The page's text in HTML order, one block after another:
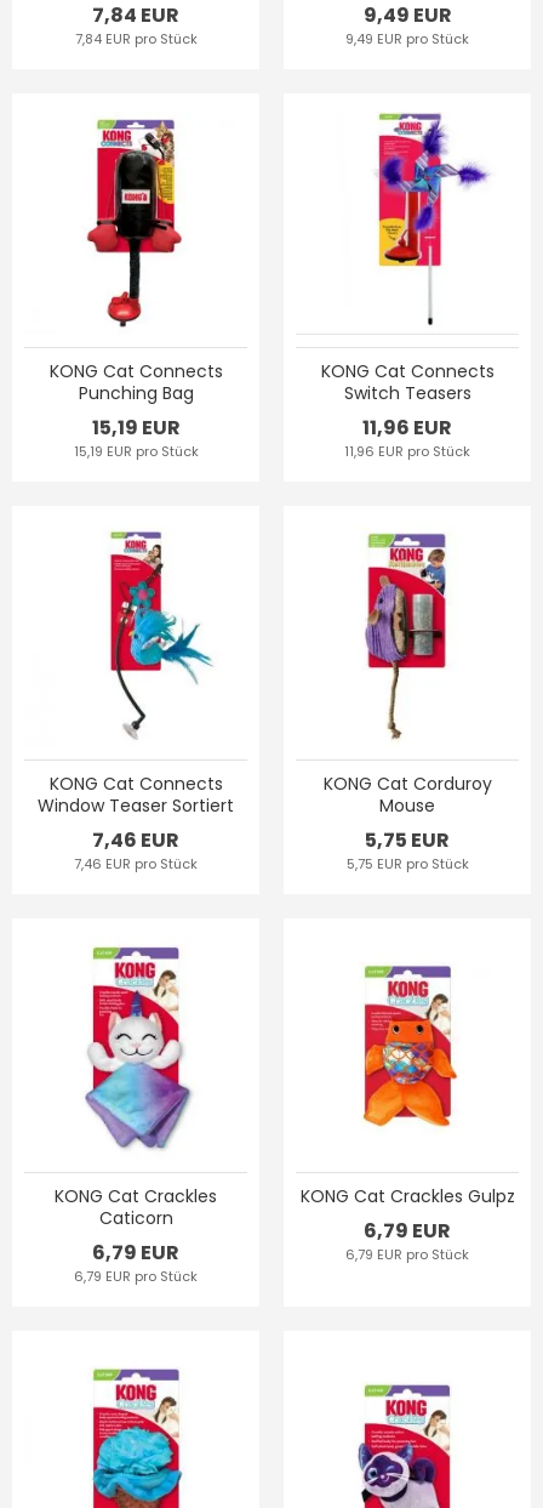
7,84 EUR
7,84 EUR pro Stück
9,49 EUR
9,49 EUR pro Stück
KONG Cat Connects
Punching Bag
15,19 EUR
15,19 EUR pro Stück
KONG Cat Connects
Switch Teasers
11,96 EUR
11,96 EUR pro Stück
KONG Cat Connects
Window Teaser Sortiert
7,46 EUR
7,46 EUR pro Stück
KONG Cat Corduroy
Mouse
5,75 EUR
5,75 EUR pro Stück
KONG Cat Crackles
Caticorn
6,79 EUR
6,79 EUR pro Stück
KONG Cat Crackles Gulpz
6,79 EUR
6,79 EUR pro Stück